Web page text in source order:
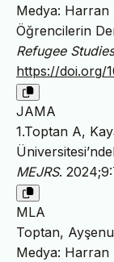
Medya: Harran
Öğrencilerin
Refugee Studies
https://doi.org/
JAMA
1.Toptan A,
MEJRS.
MLA
Toptan,
Medya: Harran